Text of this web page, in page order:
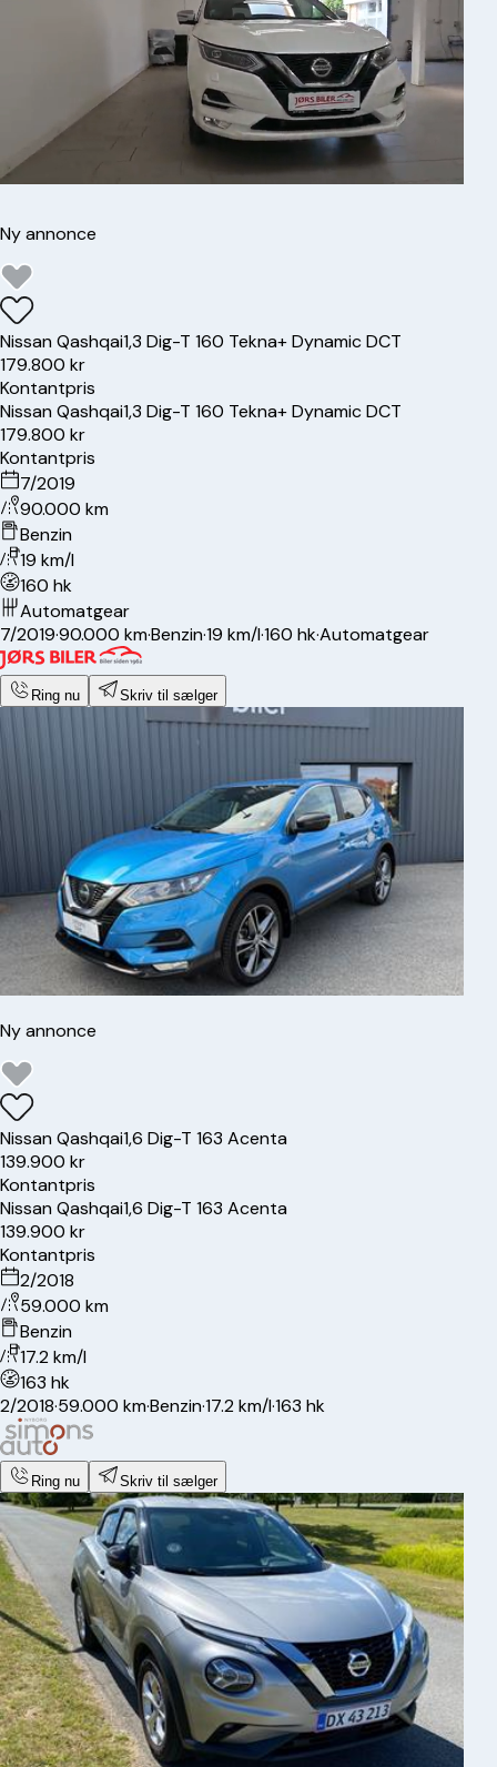
Ny annonce
NissanQashqai1,3 Dig-T 160 Tekna+ Dynamic DCT
179.800 kr
Kontantpris
NissanQashqai1,3 Dig-T 160 Tekna+ Dynamic DCT
179.800 kr
Kontantpris
7/2019
90.000 km
Benzin
19 km/l
160 hk
Automatgear
7/2019·90.000 km·Benzin·19 km/l·160 hk·Automatgear
Ring nu Skriv til sælger
Ny annonce
NissanQashqai1,6 Dig-T 163 Acenta
139.900 kr
Kontantpris
NissanQashqai1,6 Dig-T 163 Acenta
139.900 kr
Kontantpris
2/2018
59.000 km
Benzin
17.2 km/l
163 hk
2/2018·59.000 km·Benzin·17.2 km/l·163 hk
Ring nu Skriv til sælger